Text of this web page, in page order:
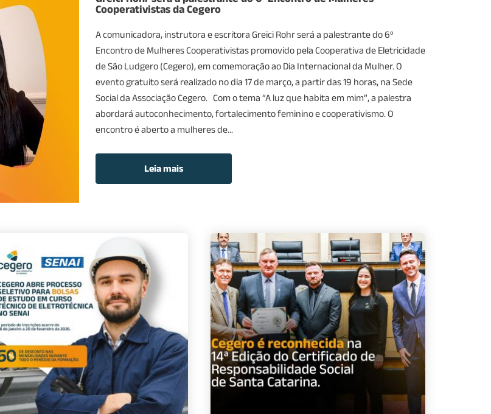
Cooperativistas da Cegero
A comunicadora, instrutora e escritora Greici Rohr será a palestrante do 6º
Encontro de Mulheres Cooperativistas promovido pela Cooperativa de Eletricidade
de São Ludgero (Cegero), em comemoração ao Dia Internacional da Mulher. O
evento gratuito será realizado no dia 17 de março, a partir das 19 horas, na Sede
Social da Associação Cegero. Com o tema “A luz que habita em mim”, a palestra
abordará autoconhecimento, fortalecimento feminino e cooperativismo. O
encontro é aberto a mulheres de...
Leia mais